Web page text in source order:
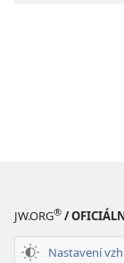
JW.ORG® /
Nastavení